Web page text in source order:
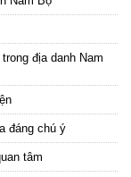
địa danh Nam
đáng chú ý
tâm